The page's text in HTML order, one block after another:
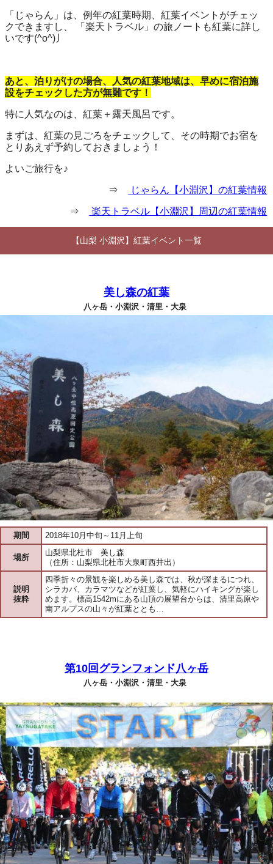
「じゃらん」は、例年の紅葉時期、紅葉イベントがチェッ
クできますし、 「楽天トラベル」の旅ノートも紅葉に詳し
いです(^o^)丿
あと、泊りがけの場合、人気の紅葉地域は、早めに宿泊施
設をチェックした方が無難です！
特に人気なのは、紅葉＋露天風呂です。
まずは、紅葉の見ごろをチェックして、その時期でお宿を
とりあえず予約しておきましょう！
よいご旅行を♪
⇒ じゃらん【小淵沢】の紅葉情報
⇒ 楽天トラベル【小淵沢】周辺の紅葉情報
【山梨 小淵沢】紅葉イベント一覧
美し森の紅葉
八ヶ岳・小淵沢・清里・大泉
期間 2018年10月中旬～11月上旬
場所
山梨県北杜市 美し森
（住所：山梨県北杜市大泉町西井出）
説明
抜粋
四季折々の景観を楽しめる美し森では、秋が深まるにつれ、
シラカバ、カラマツなどが紅葉し、気軽にハイキングが楽し
めます。標高1542mにある山頂の展望台からは、清里高原や
南アルプスの山々が紅葉ととも…
第10回グランフォンド八ヶ岳
八ヶ岳・小淵沢・清里・大泉